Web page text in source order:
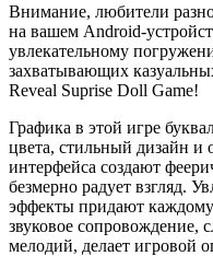
Внимание, любители
на вашем Android-
увлекательному
захватывающих
Reveal Suprise Doll Game!
Графика в этой игре
цвета, стильный дизайн и
интерфейса создают
безмерно радует взгляд.
эффекты придают
звуковое сопровождение,
мелодий, делает игровой